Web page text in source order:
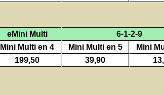
eMini Multi
6-1-2-9
Mini Multi en 4
Mini Multi en 5
Mini
199,50
39,90